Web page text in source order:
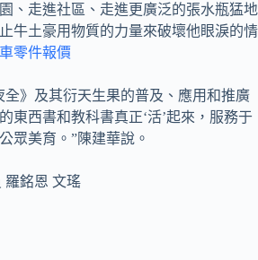
、走進社區、走進更廣泛的張水瓶猛地
牛土豪用物質的力量來破壞他眼淚的情
零件報價
全》及其衍天生果的普及、應用和推廣
東西書和教科書真正‘活’起來，服務于
眾美育。”陳建華說。
羅銘恩 文瑤